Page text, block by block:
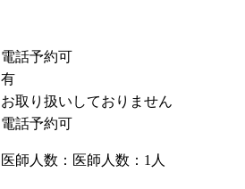
電話予約可
有
お取り扱いしておりません
電話予約可
医師人数：医師人数：1人